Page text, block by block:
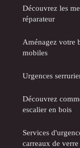
Découvrez les
réparateur
Aménagez votre
mobiles
Urgences
Découvrez
escalier en bois
Services
carreaux de verre